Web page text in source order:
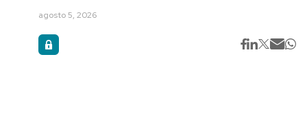
agosto 5, 2026